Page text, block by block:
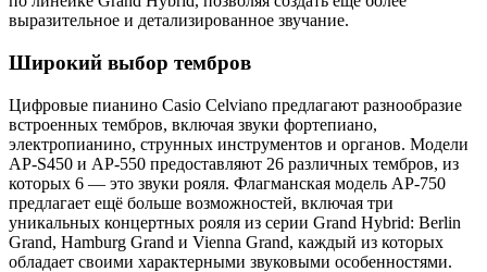
выразительное и детализированное звучание.
Широкий выбор тембров
Цифровые пианино Casio Celviano предлагают разнообразие
встроенных тембров, включая звуки фортепиано,
электропианино, струнных инструментов и органов. Модели
AP-S450 и AP-550 предоставляют 26 различных тембров, из
которых 6 — это звуки рояля. Флагманская модель AP-750
предлагает ещё больше возможностей, включая три
уникальных концертных рояля из серии Grand Hybrid: Berlin
Grand, Hamburg Grand и Vienna Grand, каждый из которых
обладает своими характерными звуковыми особенностями.